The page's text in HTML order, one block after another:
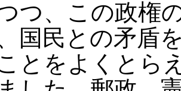
つ、この政権
国民との矛盾
とをよくとら